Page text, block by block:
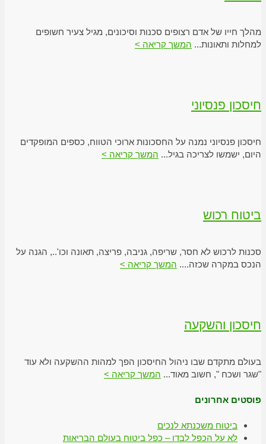
מהלך חייו של אדם רצופים סכנות וסיכונים, מגיל צעיר חשופים
למחלות ותאונות... המשך קריאה >
חיסכון פנסיוני
חיסכון פנסיוני נמנה על החסכונות ארוכי הטווח, כספים המופקדים
היום, ישמשו לצריכה בגיל... המשך קריאה >
ביטוח רכוש
סכנות לרכוש לא חסר, שריפה, גניבה, פריצה, תאונה וכו'.., הגנה על
הנכס במקרה שכזה.... המשך קריאה >
חיסכון והשקעה
בעולם מתקדם שבו ניהול החיסכון הפך למהות ההשקעה ולא עוד
"שגר ושכח ", חשוב מאוד... המשך קריאה >
פוסטים אחרונים
ביטוח משכנתא לנכים
לא על הכפל לבדו – כפל ביטוח בעולם הבריאות